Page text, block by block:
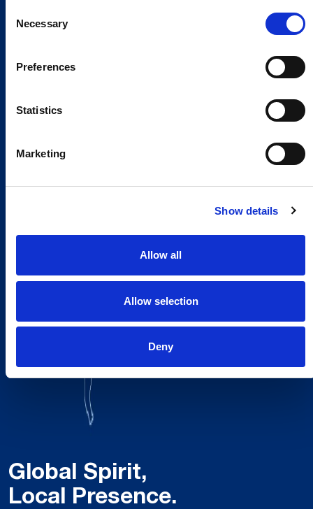
Selection
Necessary
Preferences
Statistics
Marketing
Show details
Allow all
Allow selection
Deny
Global Spirit,
Local Presence.